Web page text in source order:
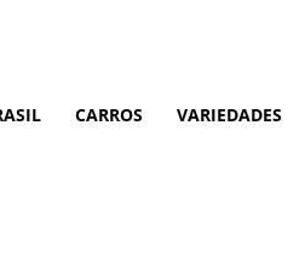
CARROS VARIEDADES